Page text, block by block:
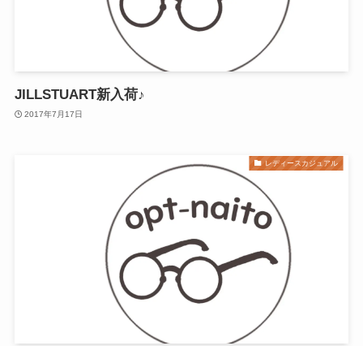
JILLSTUART新入荷♪
2017年7月17日
レディースカジュアル